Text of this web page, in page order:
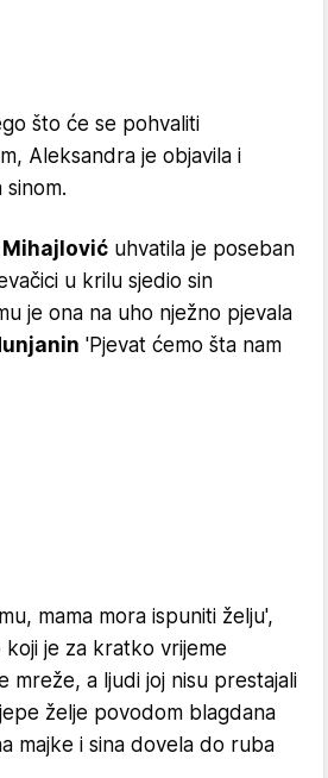
što će se pohvaliti
Aleksandra je objavila i
sinom.
Mihajlović uhvatila je poseban
u krilu sjedio sin
je ona na uho nježno pjevala
'Pjevat ćemo šta nam
mama mora ispuniti želju',
koji je za kratko vrijeme
mreže, a ljudi joj nisu prestajali
želje povodom blagdana
majke i sina dovela do ruba